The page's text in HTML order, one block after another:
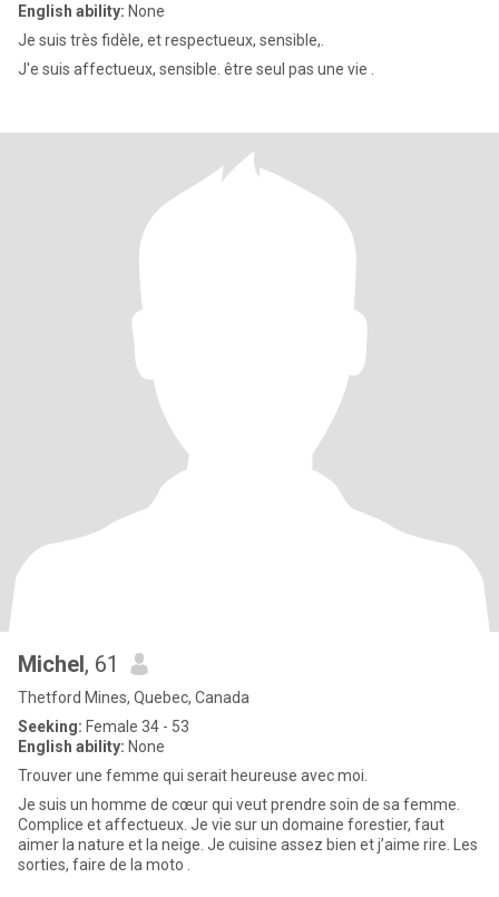
English ability: None
Je suis très fidèle, et respectueux, sensible,.
Michel, 61
Thetford Mines, Quebec, Canada
Seeking: Female 34 - 53
English ability: None
Trouver une femme qui serait heureuse avec moi.
Je suis un homme de cœur qui veut prendre soin de sa femme.
Complice et affectueux. Je vie sur un domaine forestier, faut
aimer la nature et la neige. Je cuisine assez bien et j’aime rire. Les
sorties, faire de la moto .